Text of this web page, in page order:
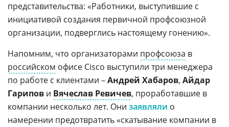
представительства: «Работники, выступившие с
инициативой создания первичной профсоюзной
организации, подверглись настоящему гонению».
Напомним, что организаторами профсоюза в
российском офисе Cisco выступили три менеджера
по работе с клиентами –Андрей Хабаров, Айдар
Гарипов и Вячеслав Ревичев, проработавшие в
компании несколько лет. Они заявляли о
намерении предотвратить «скатывание компании в